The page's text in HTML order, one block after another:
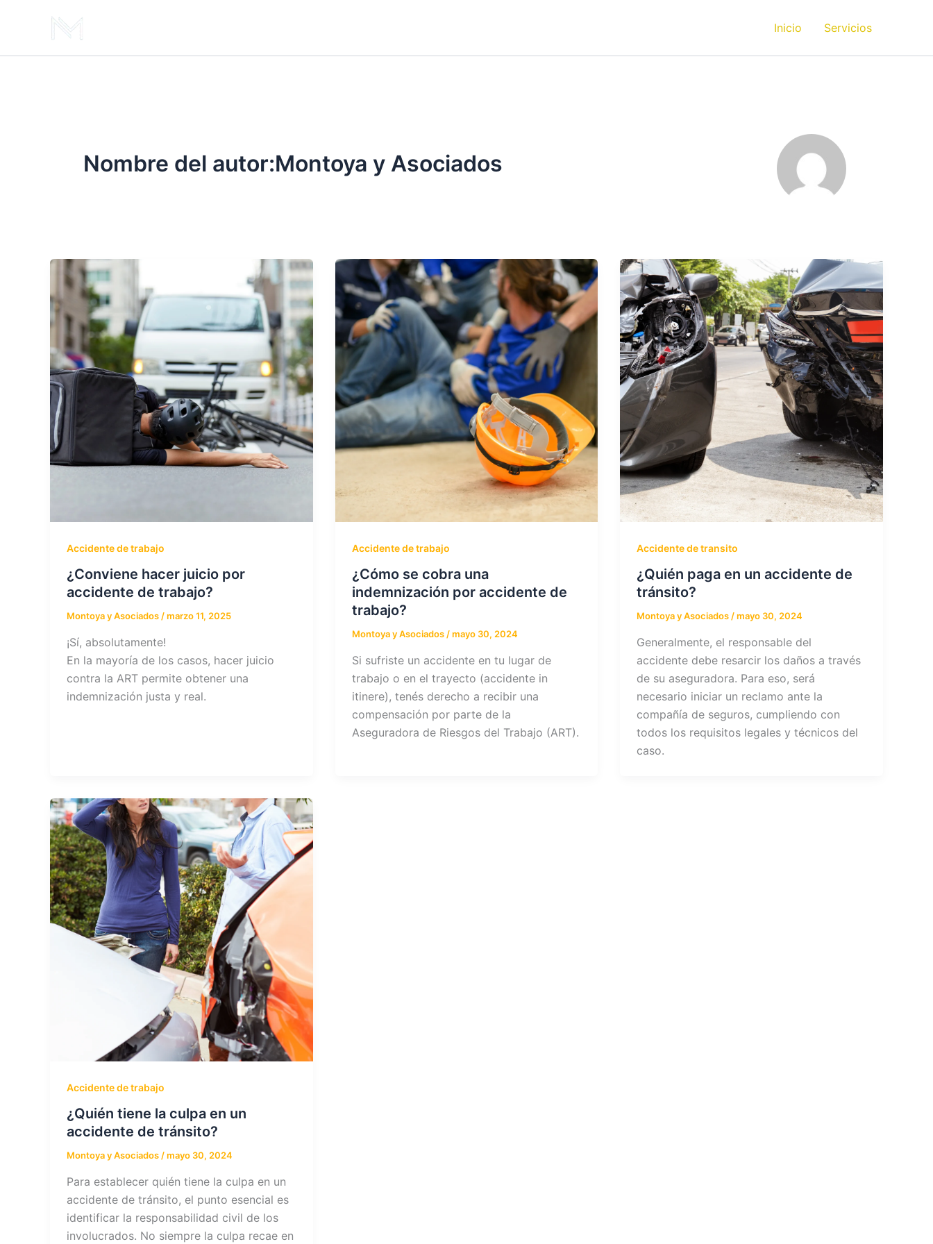
Inicio Servicios
Nombre del autor:Montoya y Asociados
Accidente de trabajo
¿Conviene hacer juicio por
accidente de trabajo?
Montoya y Asociados/marzo 11, 2025
¡Sí, absolutamente!
En la mayoría de los casos, hacer juicio
contra la ART permite obtener una
indemnización justa y real.
Accidente de trabajo
¿Cómo se cobra una
indemnización por accidente de
trabajo?
Montoya y Asociados/mayo 30, 2024
Si sufriste un accidente en tu lugar de
trabajo o en el trayecto (accidente in
itinere), tenés derecho a recibir una
compensación por parte de la
Aseguradora de Riesgos del Trabajo (ART).
Accidente de transito
¿Quién paga en un accidente de
tránsito?
Montoya y Asociados/mayo 30, 2024
Generalmente, el responsable del
accidente debe resarcir los daños a través
de su aseguradora. Para eso, será
necesario iniciar un reclamo ante la
compañía de seguros, cumpliendo con
todos los requisitos legales y técnicos del
caso.
Accidente de trabajo
¿Quién tiene la culpa en un
accidente de tránsito?
Montoya y Asociados/mayo 30, 2024
Para establecer quién tiene la culpa en un
accidente de tránsito, el punto esencial es
identificar la responsabilidad civil de los
involucrados. No siempre la culpa recae en